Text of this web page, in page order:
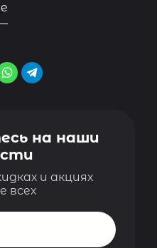
на наши
и акциях
всех